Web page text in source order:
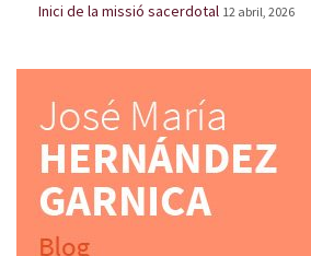
Inici de la missió sacerdotal 12 abril, 2026